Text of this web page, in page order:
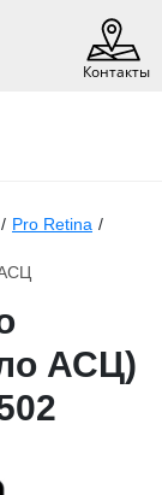
Контакты
/ Pro Retina /
АСЦ)